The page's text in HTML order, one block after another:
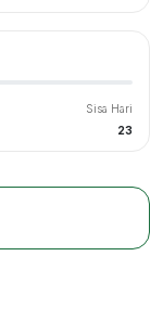
Sisa Hari
23